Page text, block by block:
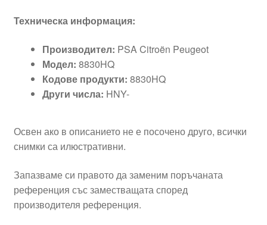
Техническа информация:
Производител: PSA Citroën Peugeot
Модел: 8830HQ
Кодове продукти: 8830HQ
Други числа: HNY-
Освен ако в описанието не е посочено друго, всички
снимки са илюстративни.
Запазваме си правото да заменим поръчаната
референция със заместващата според
производителя референция.